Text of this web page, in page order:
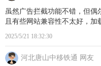
2025/5/21 18:32:30
虽然广告拦截功能不错，但偶
且有些网站兼容性不太好，加
河北唐山中移铁通 网友